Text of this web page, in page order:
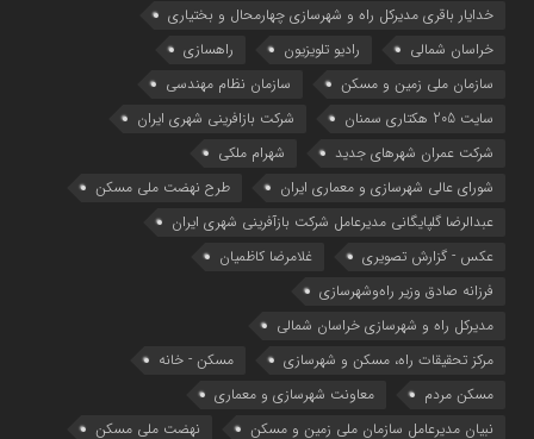
خدایار باقری مدیرکل راه و شهرسازی چهارمحال و بختیاری
خراسان شمالی
رادیو تلویزیون
راهسازی
سازمان ملی زمین و مسکن
سازمان نظام مهندسی
سایت 205 هکتاری سمنان
شرکت بازافرینی شهری ایران
شرکت عمران شهرهای جدید
شهرام ملکی
شوراي عالي شهرسازی و معماري ايران
طرح نهضت ملی مسکن
عبدالرضا گلپایگانی مدیرعامل شرکت بازآفرینی شهری ایران
عکس - گزارش تصویری
غلامرضا کاظمیان
فرزانه صادق وزیر راه‌وشهرسازی
مدیرکل راه و شهرسازی خراسان شمالی
مرکز تحقیقات راه، مسکن و شهرسازی
مسکن - خانه
مسکن مردم
معاونت شهرسازي و معماري
نبیان مدیرعامل سازمان ملی زمین و مسکن
نهضت ملی مسکن